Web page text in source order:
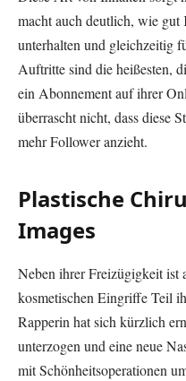
macht auch deutlich, wie
unterhalten und gleichzeitig
Auftritte sind die heißesten,
ein Abonnement auf ihrer
überrascht nicht, dass diese
mehr Follower anzieht.
Plastische
Images
Neben ihrer Freizügigkeit ist
kosmetischen Eingriffe Teil
Rapperin hat sich kürzlich
unterzogen und eine neue
mit Schönheitsoperationen